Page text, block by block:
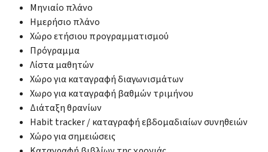
Μηνιαίο πλάνο
Ημερήσιο πλάνο
Χώρο ετήσιου προγραμματισμού
Πρόγραμμα
Λίστα μαθητών
Χώρο για καταγραφή διαγωνισμάτων
Χωρο για καταγραφή βαθμών τριμήνου
Διάταξη θρανίων
Habit tracker / καταγραφή εβδομαδιαίων συνηθειών
Χώρο για σημειώσεις